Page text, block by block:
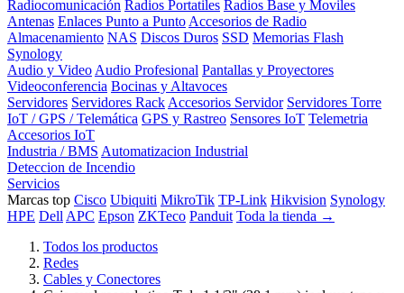
Radiocomunicación Radios Portatiles Radios Base y Moviles
Antenas Enlaces Punto a Punto Accesorios de Radio
Almacenamiento NAS Discos Duros SSD Memorias Flash
Synology
Audio y Video Audio Profesional Pantallas y Proyectores
Videoconferencia Bocinas y Altavoces
Servidores Servidores Rack Accesorios Servidor Servidores Torre
IoT / GPS / Telemática GPS y Rastreo Sensores IoT Telemetria
Accesorios IoT
Industria / BMS Automatizacion Industrial
Deteccion de Incendio
Servicios
Marcas top Cisco Ubiquiti MikroTik TP-Link Hikvision Synology
HPE Dell APC Epson ZKTeco Panduit Toda la tienda →
Todos los productos
Redes
Cables y Conectores